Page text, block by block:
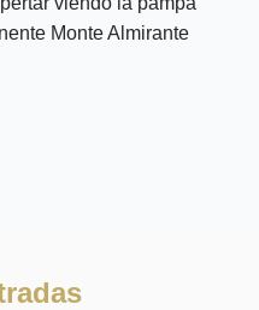
Monte Almirante